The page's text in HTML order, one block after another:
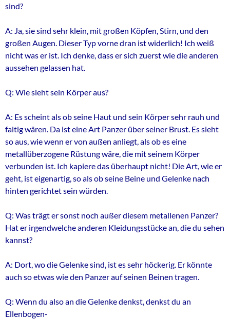
sind?
A: Ja, sie sind sehr klein, mit großen Köpfen, Stirn, und den
großen Augen. Dieser Typ vorne dran ist widerlich! Ich weiß
nicht was er ist. Ich denke, dass er sich zuerst wie die anderen
aussehen gelassen hat.
Q: Wie sieht sein Körper aus?
A: Es scheint als ob seine Haut und sein Körper sehr rauh und
faltig wären. Da ist eine Art Panzer über seiner Brust. Es sieht
so aus, wie wenn er von außen anliegt, als ob es eine
metallüberzogene Rüstung wäre, die mit seinem Körper
verbunden ist. Ich kapiere das überhaupt nicht! Die Art, wie er
geht, ist eigenartig, so als ob seine Beine und Gelenke nach
hinten gerichtet sein würden.
Q: Was trägt er sonst noch außer diesem metallenen Panzer?
Hat er irgendwelche anderen Kleidungsstücke an, die du sehen
kannst?
A: Dort, wo die Gelenke sind, ist es sehr höckerig. Er könnte
auch so etwas wie den Panzer auf seinen Beinen tragen.
Q: Wenn du also an die Gelenke denkst, denkst du an
Ellenbogen-